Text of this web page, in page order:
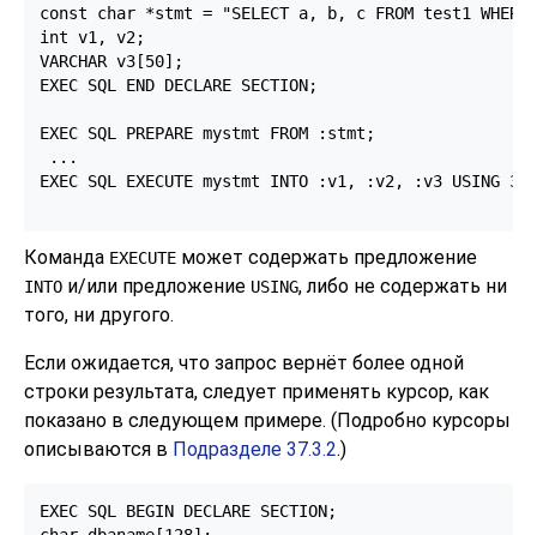
const char *stmt = "SELECT a, b, c FROM test1
int v1, v2;
VARCHAR v3[50];
EXEC SQL END DECLARE SECTION;
EXEC SQL PREPARE mystmt FROM :stmt;
...
EXEC SQL EXECUTE mystmt INTO :v1, :v2, :v3 USING 37;
Команда EXECUTE может содержать предложение
INTO и/или предложение USING, либо не содержать ни
того, ни другого.
Если ожидается, что запрос вернёт более одной
строки результата, следует применять курсор, как
показано в следующем примере. (Подробно курсоры
описываются в Подразделе 37.3.2.)
EXEC SQL BEGIN DECLARE SECTION;